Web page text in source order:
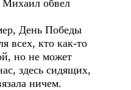
обвел
День Победы
всех, кто как-то
но не может
здесь сидящих,
ничем.